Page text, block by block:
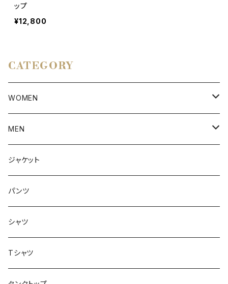
ップ
¥12,800
CATEGORY
WOMEN
アウター
ボトムス
トップス
MEN
アウター
インナー
ボトムス
ジャケット
ジャケット
パンツ
シャツ
Tシャツ